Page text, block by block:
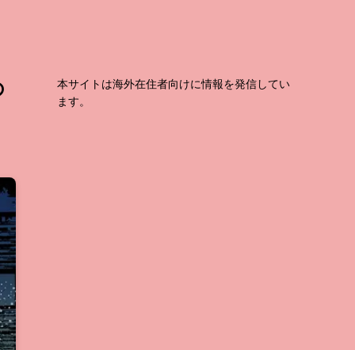
本サイトは海外在住者向けに情報を発信してい
ます。